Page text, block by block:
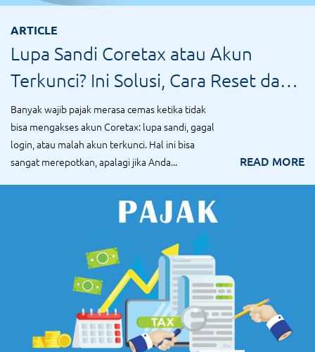
ARTICLE
Lupa Sandi Coretax atau Akun
Terkunci? Ini Solusi, Cara Reset dan
Membukanya
Banyak wajib pajak merasa cemas ketika tidak
bisa mengakses akun Coretax: lupa sandi, gagal
login, atau malah akun terkunci. Hal ini bisa
sangat merepotkan, apalagi jika Anda...
READ MORE